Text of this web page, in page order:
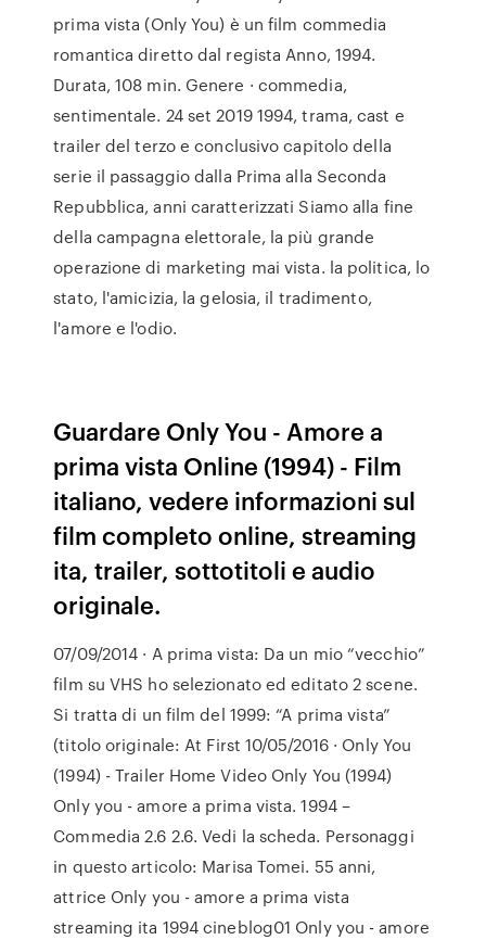
prima vista (Only You) è un film commedia
romantica diretto dal regista Anno, 1994.
Durata, 108 min. Genere · commedia,
sentimentale. 24 set 2019 1994, trama, cast e
trailer del terzo e conclusivo capitolo della
serie il passaggio dalla Prima alla Seconda
Repubblica, anni caratterizzati Siamo alla fine
della campagna elettorale, la più grande
operazione di marketing mai vista. la politica, lo
stato, l'amicizia, la gelosia, il tradimento,
l'amore e l'odio.
Guardare Only You - Amore a
prima vista Online (1994) - Film
italiano, vedere informazioni sul
film completo online, streaming
ita, trailer, sottotitoli e audio
originale.
07/09/2014 · A prima vista: Da un mio “vecchio”
film su VHS ho selezionato ed editato 2 scene.
Si tratta di un film del 1999: “A prima vista”
(titolo originale: At First 10/05/2016 · Only You
(1994) - Trailer Home Video Only You (1994)
Only you - amore a prima vista. 1994 –
Commedia 2.6 2.6. Vedi la scheda. Personaggi
in questo articolo: Marisa Tomei. 55 anni,
attrice Only you - amore a prima vista
streaming ita 1994 cineblog01 Only you - amore